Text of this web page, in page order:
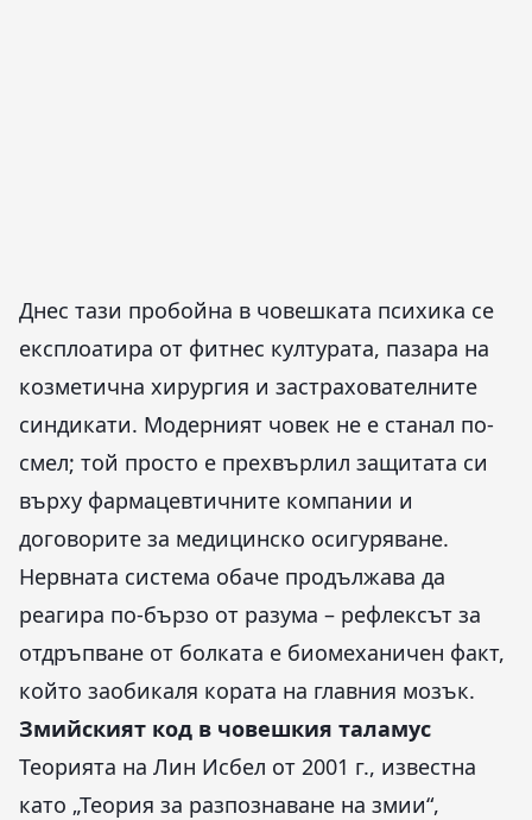
Днес тази пробойна в човешката психика се
експлоатира от фитнес културата, пазара на
козметична хирургия и застрахователните
синдикати. Модерният човек не е станал по-
смел; той просто е прехвърлил защитата си
върху фармацевтичните компании и
договорите за медицинско осигуряване.
Нервната система обаче продължава да
реагира по-бързо от разума – рефлексът за
отдръпване от болката е биомеханичен факт,
който заобикаля кората на главния мозък.
Змийският код в човешкия таламус
Теорията на Лин Исбел от 2001 г., известна
като „Теория за разпознаване на змии“,